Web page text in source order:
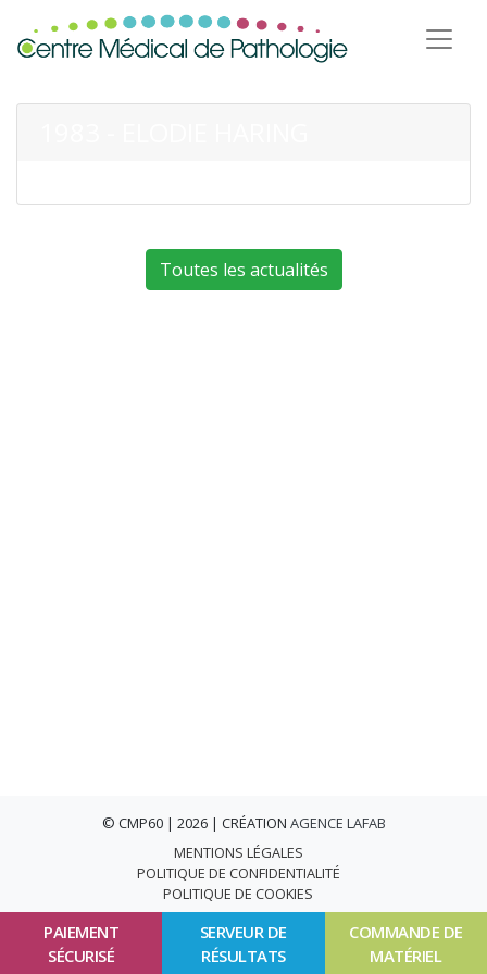
PAIEMENT
SÉCURISÉ
SERVEUR DE
RÉSULTATS
COMMANDE DE
MATÉRIEL
Toutes les actualités
© CMP60 | 2026 | CRÉATION AGENCE LAFAB
MENTIONS LÉGALES
POLITIQUE DE CONFIDENTIALITÉ
POLITIQUE DE COOKIES